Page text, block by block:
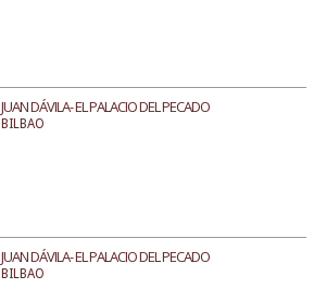
JUAN DÁVILA- EL PALACIO DEL PECADO
BILBAO
JUAN DÁVILA- EL PALACIO DEL PECADO
BILBAO